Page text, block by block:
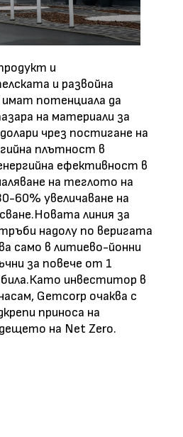
и
и развойна
имат потенциала да
на материали за
чрез постигане на
плътност в
ефективност в
на теглото на
60% увеличаване на
линия за
надолу по веригата
само в литиево-йонни
за повече от 1
инвеститор в
Gemcorp очаква с
приноса на
на Net Zero.